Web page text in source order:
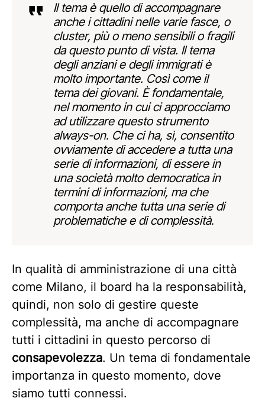
Il tema è quello di accompagnare
anche i cittadini nelle varie fasce, o
cluster, più o meno sensibili o fragili
da questo punto di vista. Il tema
degli anziani e degli immigrati è
molto importante. Così come il
tema dei giovani. È fondamentale,
nel momento in cui ci approcciamo
ad utilizzare questo strumento
always-on. Che ci ha, sì, consentito
ovviamente di accedere a tutta una
serie di informazioni, di essere in
una società molto democratica in
termini di informazioni, ma che
comporta anche tutta una serie di
problematiche e di complessità.
In qualità di amministrazione di una città
come Milano, il board ha la responsabilità,
quindi, non solo di gestire queste
complessità, ma anche di accompagnare
tutti i cittadini in questo percorso di
consapevolezza. Un tema di fondamentale
importanza in questo momento, dove
siamo tutti connessi.